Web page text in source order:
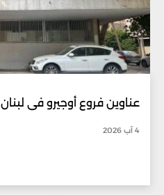
عناوين فروع أوجيرو في لبنان
4 آب 2026